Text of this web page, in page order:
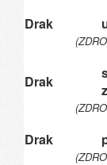
Drak
Drak
Drak